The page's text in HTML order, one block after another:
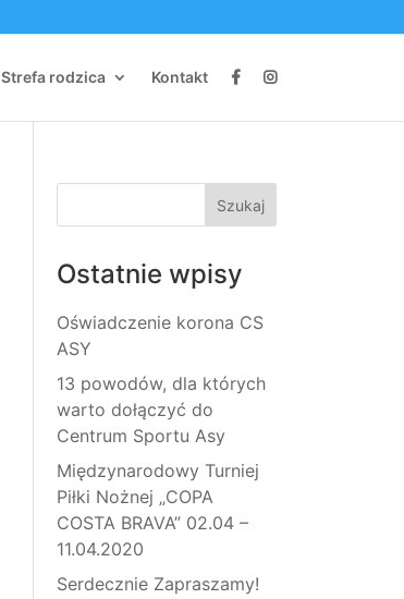
Strefa rodzica Kontakt
Ostatnie wpisy
Oświadczenie korona CS
ASY
13 powodów, dla których
warto dołączyć do
Centrum Sportu Asy
Międzynarodowy Turniej
Piłki Nożnej „COPA
COSTA BRAVA” 02.04 –
11.04.2020
Serdecznie Zapraszamy!